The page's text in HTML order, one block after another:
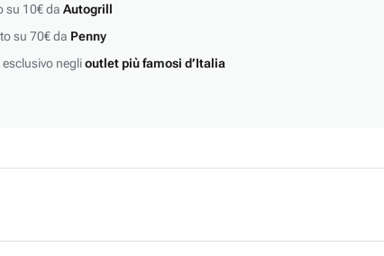
su 10€ da Autogrill
su 70€ da Penny
neglioutlet più famosi d’Italia